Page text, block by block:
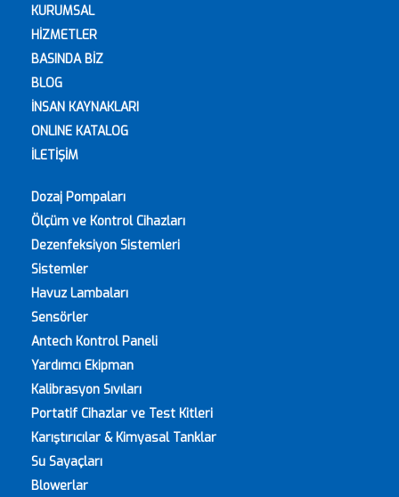
KURUMSAL
HİZMETLER
BASINDA BİZ
BLOG
İNSAN KAYNAKLARI
ONLINE KATALOG
İLETİŞİM
Dozaj Pompaları
Ölçüm ve Kontrol Cihazları
Dezenfeksiyon Sistemleri
Sistemler
Havuz Lambaları
Sensörler
Antech Kontrol Paneli
Yardımcı Ekipman
Kalibrasyon Sıvıları
Portatif Cihazlar ve Test Kitleri
Karıştırıcılar & Kimyasal Tanklar
Su Sayaçları
Blowerlar